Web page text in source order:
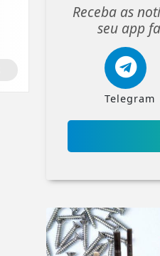
Receba as
seu app
Telegram